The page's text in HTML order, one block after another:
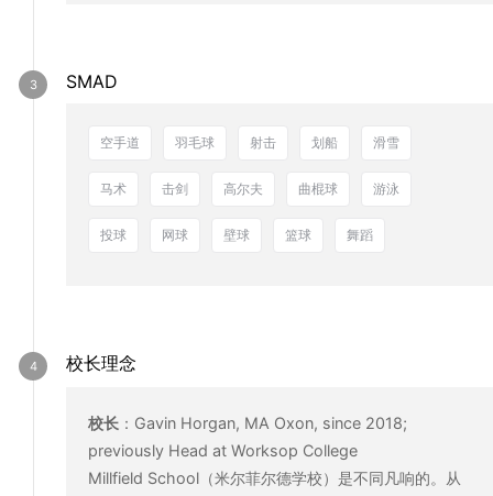
SMAD
空手道 羽毛球 射击 划船 滑雪
马术 击剑 高尔夫 曲棍球 游泳
投球 网球 壁球 篮球 舞蹈
校长理念
校长 ： Gavin Horgan, MA Oxon, since 2018;
previously Head at Worksop College
Millfield School（米尔菲尔德学校）是不同凡响的。从